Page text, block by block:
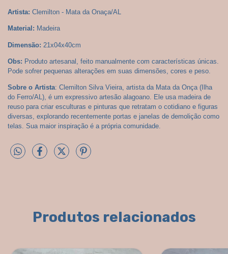
Artista: Clemilton - Mata da Onaça/AL
Material: Madeira
Dimensão: 21x04x40cm
Obs: Produto artesanal, feito manualmente com características únicas.
Pode sofrer pequenas alterações em suas dimensões, cores e peso.
Sobre o Artista: Clemilton Silva Vieira, artista da Mata da Onça (Ilha
do Ferro/AL), é um expressivo artesão alagoano. Ele usa madeira de
reuso para criar esculturas e pinturas que retratam o cotidiano e figuras
diversas, explorando recentemente portas e janelas de demolição como
telas. Sua maior inspiração é a própria comunidade.
Produtos relacionados